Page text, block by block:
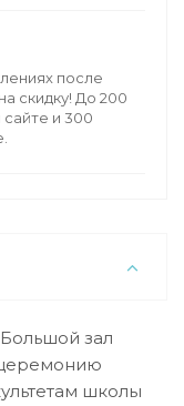
после
скидку! До 200
и 300
зал
школы